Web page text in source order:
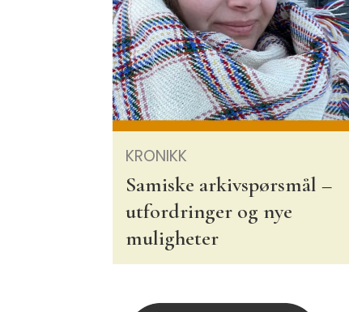
KRONIKK
Samiske arkivspørsmål –
utfordringer og nye
muligheter